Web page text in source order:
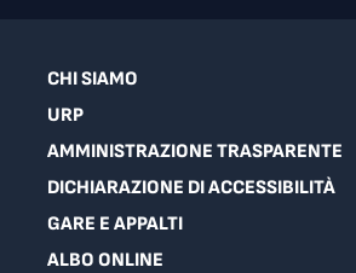
CHI SIAMO
URP
AMMINISTRAZIONE TRASPARENTE
DICHIARAZIONE DI ACCESSIBILITÀ
GARE E APPALTI
ALBO ONLINE